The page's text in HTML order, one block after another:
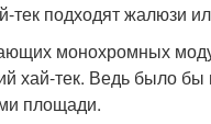
тек подходят жалюзи
монохромных
хай-тек. Ведь было бы
площади.